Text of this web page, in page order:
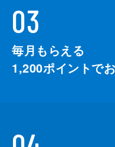
03
毎月もらえる
1,200ポイントでお